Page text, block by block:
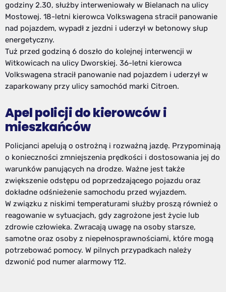
godziny 2.30, służby interweniowały w Bielanach na ulicy
Mostowej. 18-letni kierowca Volkswagena stracił panowanie
nad pojazdem, wypadł z jezdni i uderzył w betonowy słup
energetyczny.
Tuż przed godziną 6 doszło do kolejnej interwencji w
Witkowicach na ulicy Dworskiej. 36-letni kierowca
Volkswagena stracił panowanie nad pojazdem i uderzył w
zaparkowany przy ulicy samochód marki Citroen.
Apel policji do kierowców i
mieszkańców
Policjanci apelują o ostrożną i rozważną jazdę. Przypominają
o konieczności zmniejszenia prędkości i dostosowania jej do
warunków panujących na drodze. Ważne jest także
zwiększenie odstępu od poprzedzającego pojazdu oraz
dokładne odśnieżenie samochodu przed wyjazdem.
W związku z niskimi temperaturami służby proszą również o
reagowanie w sytuacjach, gdy zagrożone jest życie lub
zdrowie człowieka. Zwracają uwagę na osoby starsze,
samotne oraz osoby z niepełnosprawnościami, które mogą
potrzebować pomocy. W pilnych przypadkach należy
dzwonić pod numer alarmowy 112.